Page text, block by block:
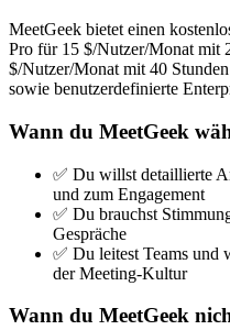
MeetGeek bietet einen
Pro für 15 $/Nutzer/Monat mit
$/Nutzer/Monat mit 40
sowie benutzerdefinierte
Wann du MeetGeek
✅ Du willst detaillierte
und zum Engagement
✅ Du brauchst
Gespräche
✅ Du leitest Teams und
der Meeting-Kultur
Wann du MeetGeek